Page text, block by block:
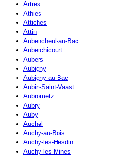
Artres
Athies
Attiches
Attin
Aubencheul-au-Bac
Auberchicourt
Aubers
Aubigny
Aubigny-au-Bac
Aubin-Saint-Vaast
Aubrometz
Aubry
Auby
Auchel
Auchy-au-Bois
Auchy-lès-Hesdin
Auchy-les-Mines